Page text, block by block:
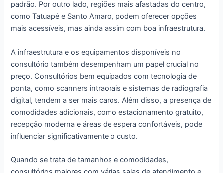
padrão. Por outro lado, regiões mais afastadas do centro,
como Tatuapé e Santo Amaro, podem oferecer opções
mais acessíveis, mas ainda assim com boa infraestrutura.
A infraestrutura e os equipamentos disponíveis no
consultório também desempenham um papel crucial no
preço. Consultórios bem equipados com tecnologia de
ponta, como scanners intraorais e sistemas de radiografia
digital, tendem a ser mais caros. Além disso, a presença de
comodidades adicionais, como estacionamento gratuito,
recepção moderna e áreas de espera confortáveis, pode
influenciar significativamente o custo.
Quando se trata de tamanhos e comodidades,